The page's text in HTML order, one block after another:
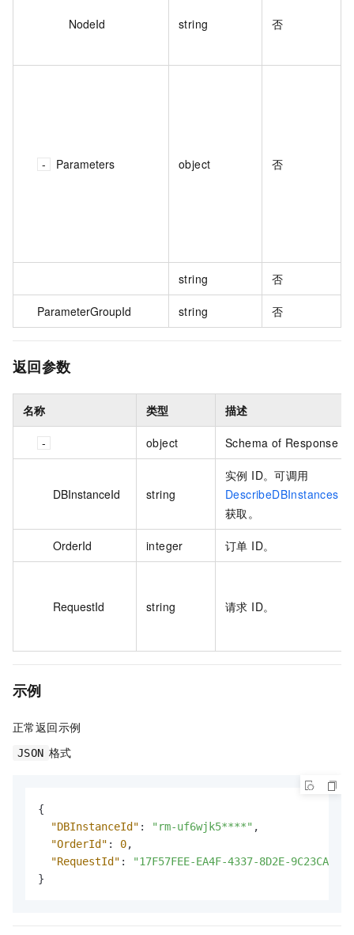
NodeId string 否
Parameters object 否
string 否
ParameterGroupId string 否
返回参数
名称 类型 描述
object Schema of Response
DBInstanceId string
实例 ID。可调用
DescribeDBInstances
获取。
OrderId integer 订单 ID。
RequestId string 请求 ID。
示例
正常返回示例
JSON 格式
{
"DBInstanceId" : "rm-uf6wjk5****" ,
"OrderId" : 0,
"RequestId" :
"17F57FEE-EA4F-4337-8D2E-
}